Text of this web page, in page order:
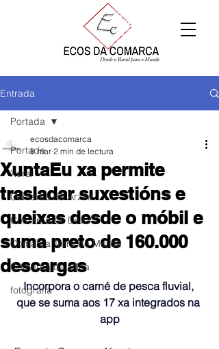
Entrada
Portada
Xeral
Comarca de Arzúa
Comarca de Deza
Comarca Terra de Melide
Comarca da Ulloa
fotografía
Portada
XuntaEu xa permite
trasladar suxestións e
queixas desde o móbil e
suma preto de 160.000
descargas
ecosdacomarca
8 mar 2 min de lectura
Incorpora o carné de pesca fluvial,
que se suma aos 17 xa integrados na
app